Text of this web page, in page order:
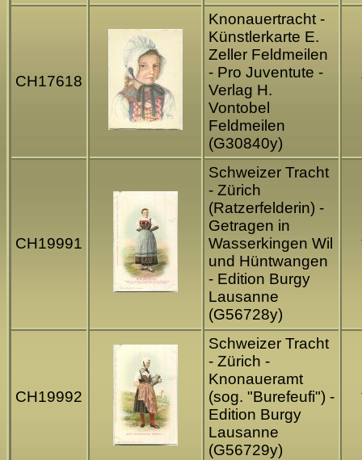
CH17618
Knonauertracht -
Künstlerkarte E.
Zeller Feldmeilen
- Pro Juventute -
Verlag H.
Vontobel
Feldmeilen
(G30840y)
CH19991
Schweizer Tracht
- Zürich
(Ratzerfelderin) -
Getragen in
Wasserkingen Wil
und Hüntwangen
- Edition Burgy
Lausanne
(G56728y)
CH19992
Schweizer Tracht
- Zürich -
Knonaueramt
(sog. "Burefeufi") -
Edition Burgy
Lausanne
(G56729y)